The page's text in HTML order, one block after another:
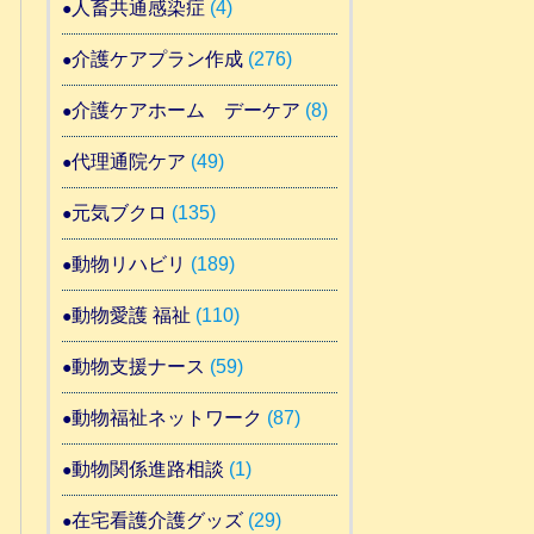
人畜共通感染症 (4)
介護ケアプラン作成(276)
介護ケアホーム デーケア (8)
代理通院ケア (49)
元気ブクロ (135)
動物リハビリ (189)
動物愛護 福祉 (110)
動物支援ナース (59)
動物福祉ネットワーク (87)
動物関係進路相談 (1)
在宅看護介護グッズ(29)